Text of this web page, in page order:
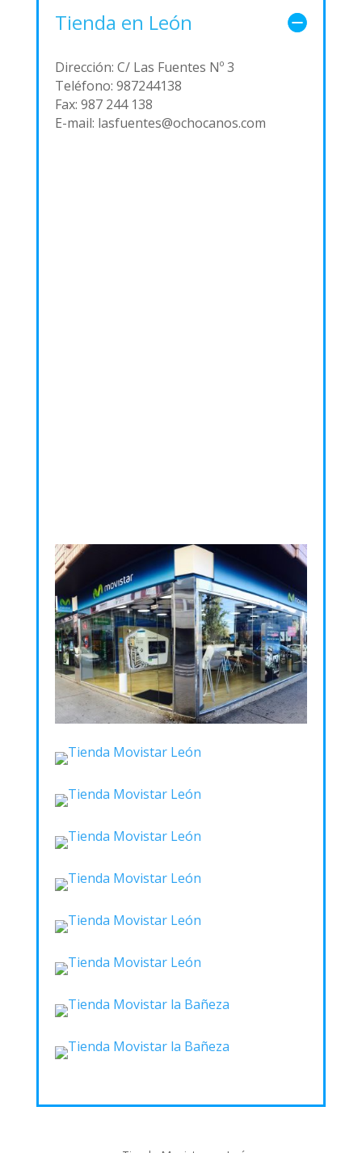
Tienda en León
Dirección: C/ Las Fuentes Nº 3
Teléfono: 987244138
Fax: 987 244 138
E-mail: lasfuentes@ochocanos.com